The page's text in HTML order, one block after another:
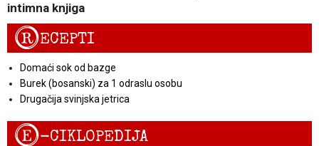
intimna knjiga
RECEPTI
Domaći sok od bazge
Burek (bosanski) za 1 odraslu osobu
Drugačija svinjska jetrica
E-CIKLOPEDIJA